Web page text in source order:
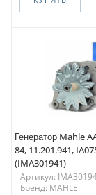
Генератор Mahle
84, 11.201.941,
(IMA301941)
Артикул:
Бренд: MAHLE